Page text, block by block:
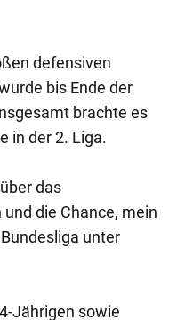
defensiven
bis Ende der
brachte es
in der 2. Liga.
das
die Chance, mein
unter
Jährigen sowie